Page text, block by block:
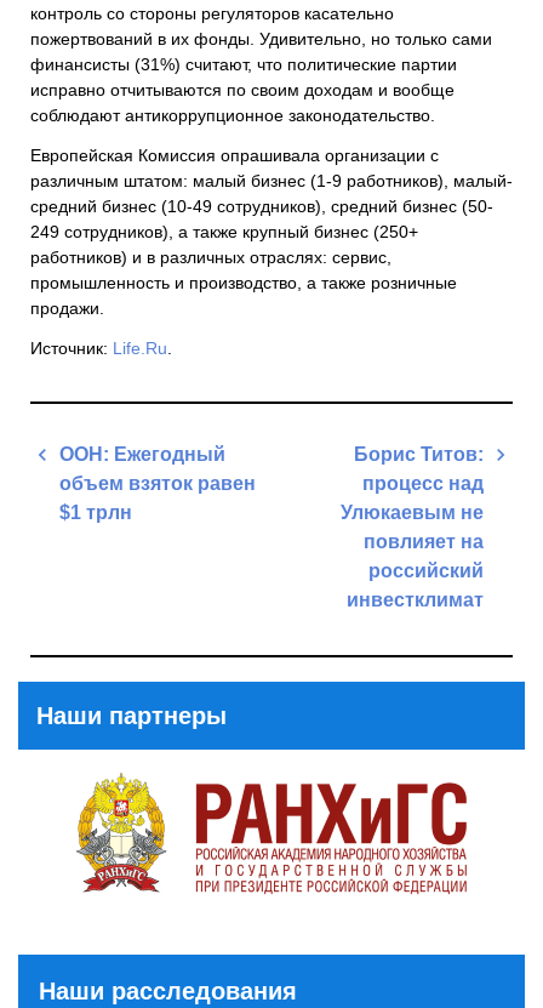
контроль со стороны регуляторов касательно
пожертвований в их фонды. Удивительно, но только сами
финансисты (31%) считают, что политические партии
исправно отчитываются по своим доходам и вообще
соблюдают антикоррупционное законодательство.
Европейская Комиссия опрашивала организации с
различным штатом: малый бизнес (1-9 работников), малый-
средний бизнес (10-49 сотрудников), средний бизнес (50-
249 сотрудников), а также крупный бизнес (250+
работников) и в различных отраслях: сервис,
промышленность и производство, а также розничные
продажи.
Источник: Life.Ru.
Навигация
записям
ООН: Ежегодный
объем взяток равен
$1 трлн
Борис Титов:
процесс над
Улюкаевым не
повлияет на
российский
инвестклимат
Наши партнеры
Наши расследования